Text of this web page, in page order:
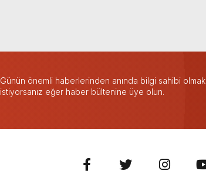
Günün önemli haberlerinden anında bilgi sahibi olmak
istiyorsanız eğer haber bültenine üye olun.